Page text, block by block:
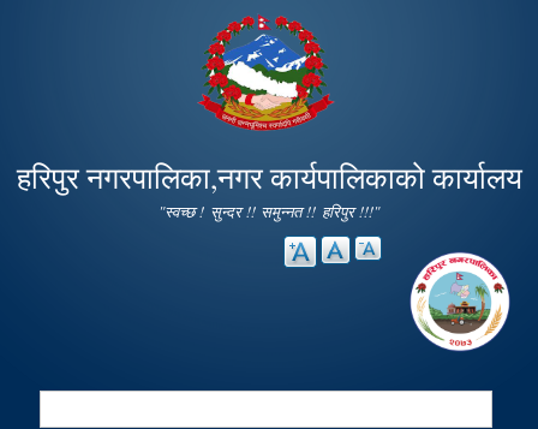
main
content
हरिपुर नगरपालिका,नगर कार्यपालिकाको कार्यालय
"स्वच्छ ! सुन्दर !! समुन्नत !! हरिपुर !!!"
Search